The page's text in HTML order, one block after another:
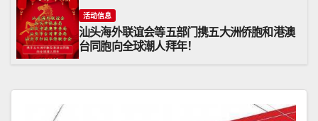
活动信息
汕头海外联谊会等五部门携五大洲侨胞和港澳
台同胞向全球潮人拜年！